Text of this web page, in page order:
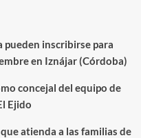
pueden inscribirse para
en Iznájar (Córdoba)
concejal del equipo de
Ejido
atienda a las familias de